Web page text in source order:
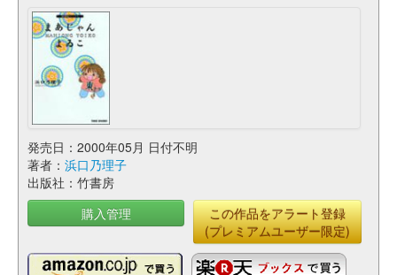
発売日：2000年05月 日付不明
著者： 浜口乃理子
出版社：竹書房
購入管理
この作品をアラート登録
(プレミアムユーザー限定)